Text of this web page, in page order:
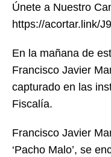
Únete a Nuestro
https://acortar.link/
En la mañana de
Francisco Javier
capturado en las
Fiscalía.
Francisco Javier
‘Pacho Malo’, se